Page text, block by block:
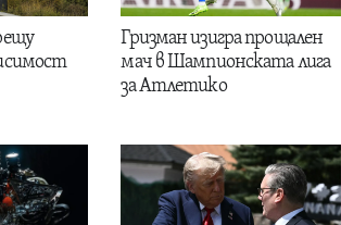
Гризман изигра прощален
мач в Шампионската лига
за Атлетико